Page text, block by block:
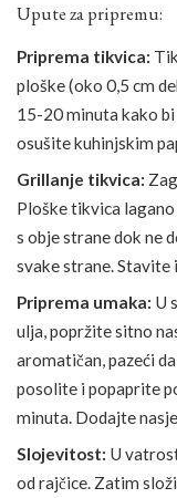
Upute za pripremu:
Priprema tikvica:
ploške (oko 0,5 cm
15-20 minuta kako
osušite kuhinjskim
Grillanje tikvica:
Ploške tikvica
s obje strane dok ne
svake strane. Stavite
Priprema umaka: U
ulja, popržite sitno
aromatičan, pazeći
posolite i popaprite
minuta. Dodajte
Slojevitost: U
od rajčice. Zatim